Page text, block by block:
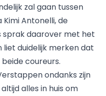
zal gaan tussen
Kimi Antonelli, de
sprak daarover met het
liet duidelijk merken dat
coureurs.
ondanks zijn
alles in huis om